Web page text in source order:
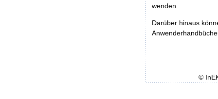
wenden.
Darüber hinaus
©